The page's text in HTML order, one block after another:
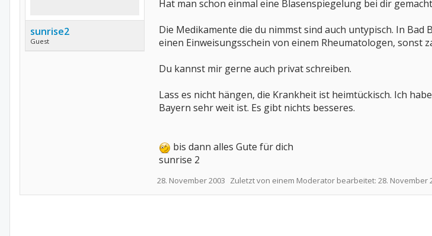
sunrise2
Guest
Hat man schon einmal eine Blasenspiegelung bei dir
Die Medikamente die du nimmst sind auch untypisch. In
einen Einweisungsschein von einem Rheumatologen, sonst
Du kannst mir gerne auch privat schreiben.
Lass es nicht hängen, die Krankheit ist heimtückisch. Ich
Bayern sehr weit ist. Es gibt nichts besseres.
bis dann alles Gute für dich
sunrise 2
28. November 2003 Zuletzt von einem Moderator bearbeitet: 28. November